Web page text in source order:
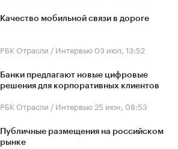
Качество мобильной связи в дороге
РБК Отрасли / Интервью 03 июл, 13:52
Банки предлагают новые цифровые
решения для корпоративных клиентов
РБК Отрасли / Интервью 25 июн, 08:53
Публичные размещения на российском
рынке